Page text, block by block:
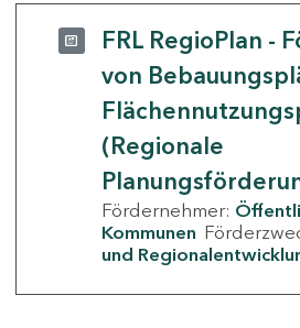
FRL RegioPlan -
von
(Regionale
Fördernehmer:
Kommunen
und